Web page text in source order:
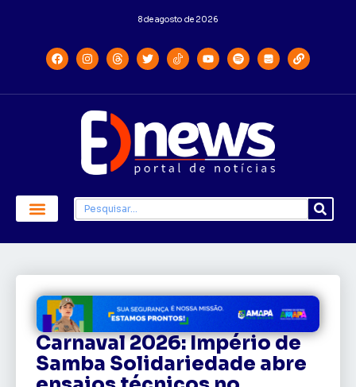
8 de agosto de 2026
Carnaval 2026: Império de
Samba Solidariedade abre